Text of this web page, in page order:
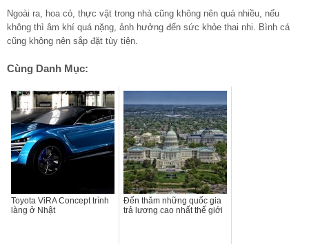
Ngoài ra, hoa cỏ, thực vật trong nhà cũng không nên quá nhiều, nếu
không thì âm khí quá nặng, ảnh hưởng đến sức khỏe thai nhi. Bình cá
cũng không nên sắp đặt tùy tiện.
Cùng Danh Mục:
Toyota ViRA Concept trình
làng ở Nhật
Đến thăm những quốc gia
trả lương cao nhất thế giới